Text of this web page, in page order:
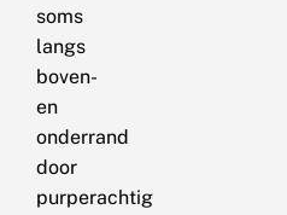
soms
langs
boven-
en
onderrand
door
purperachtig